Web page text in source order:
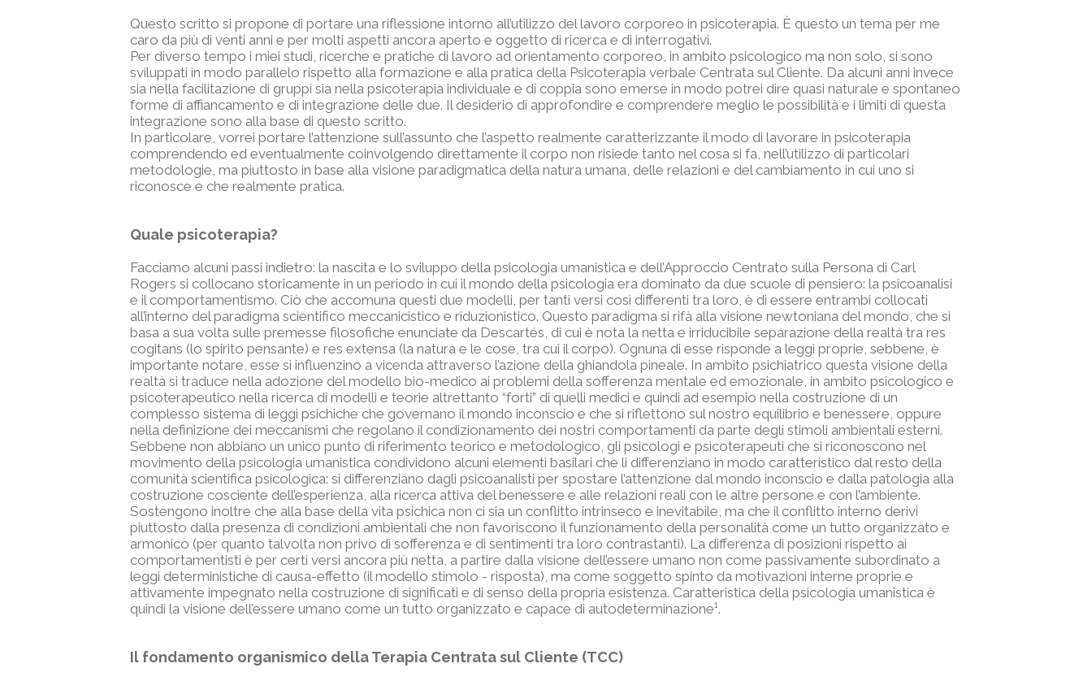
Questo scritto si propone di portare una riflessione intorno all’utilizzo del lavoro corporeo in psicoterapia. È questo un tema per me
caro da più di venti anni e per molti aspetti ancora aperto e oggetto di ricerca e di interrogativi.
Per diverso tempo i miei studi, ricerche e pratiche di lavoro ad orientamento corporeo, in ambito psicologico ma non solo, si sono
sviluppati in modo parallelo rispetto alla formazione e alla pratica della Psicoterapia verbale Centrata sul Cliente. Da alcuni anni invece
sia nella facilitazione di gruppi sia nella psicoterapia individuale e di coppia sono emerse in modo potrei dire quasi naturale e spontaneo
forme di affiancamento e di integrazione delle due. Il desiderio di approfondire e comprendere meglio le possibilità e i limiti di questa
integrazione sono alla base di questo scritto.
In particolare, vorrei portare l’attenzione sull’assunto che l’aspetto realmente caratterizzante il modo di lavorare in psicoterapia
comprendendo ed eventualmente coinvolgendo direttamente il corpo non risiede tanto nel cosa si fa, nell’utilizzo di particolari
metodologie, ma piuttosto in base alla visione paradigmatica della natura umana, delle relazioni e del cambiamento in cui uno si
riconosce e che realmente pratica.
Quale psicoterapia?
Facciamo alcuni passi indietro: la nascita e lo sviluppo della psicologia umanistica e dell’Approccio Centrato sulla Persona di Carl
Rogers si collocano storicamente in un periodo in cui il mondo della psicologia era dominato da due scuole di pensiero: la psicoanalisi
e il comportamentismo. Ciò che accomuna questi due modelli, per tanti versi così differenti tra loro, è di essere entrambi collocati
all’interno del paradigma scientifico meccanicistico e riduzionistico. Questo paradigma si rifà alla visione newtoniana del mondo, che si
basa a sua volta sulle premesse filosofiche enunciate da Descartés, di cui è nota la netta e irriducibile separazione della realtà tra res
cogitans (lo spirito pensante) e res extensa (la natura e le cose, tra cui il corpo). Ognuna di esse risponde a leggi proprie, sebbene, è
importante notare, esse si influenzino a vicenda attraverso l’azione della ghiandola pineale. In ambito psichiatrico questa visione della
realtà si traduce nella adozione del modello bio-medico ai problemi della sofferenza mentale ed emozionale, in ambito psicologico e
psicoterapeutico nella ricerca di modelli e teorie altrettanto “forti” di quelli medici e quindi ad esempio nella costruzione di un
complesso sistema di leggi psichiche che governano il mondo inconscio e che si riflettono sul nostro equilibrio e benessere, oppure
nella definizione dei meccanismi che regolano il condizionamento dei nostri comportamenti da parte degli stimoli ambientali esterni.
Sebbene non abbiano un unico punto di riferimento teorico e metodologico, gli psicologi e psicoterapeuti che si riconoscono nel
movimento della psicologia umanistica condividono alcuni elementi basilari che li differenziano in modo caratteristico dal resto della
comunità scientifica psicologica: si differenziano dagli psicoanalisti per spostare l’attenzione dal mondo inconscio e dalla patologia alla
costruzione cosciente dell’esperienza, alla ricerca attiva del benessere e alle relazioni reali con le altre persone e con l’ambiente.
Sostengono inoltre che alla base della vita psichica non ci sia un conflitto intrinseco e inevitabile, ma che il conflitto interno derivi
piuttosto dalla presenza di condizioni ambientali che non favoriscono il funzionamento della personalità come un tutto organizzato e
armonico (per quanto talvolta non privo di sofferenza e di sentimenti tra loro contrastanti). La differenza di posizioni rispetto ai
comportamentisti è per certi versi ancora più netta, a partire dalla visione dell’essere umano non come passivamente subordinato a
leggi deterministiche di causa-effetto (il modello stimolo - risposta), ma come soggetto spinto da motivazioni interne proprie e
attivamente impegnato nella costruzione di significati e di senso della propria esistenza. Caratteristica della psicologia umanistica è
quindi la visione dell’essere umano come un tutto organizzato e capace di autodeterminazione¹.
Il fondamento organismico della Terapia Centrata sul Cliente (TCC)